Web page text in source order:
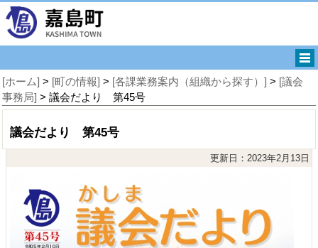
[ホーム] > [町の情報] > [各課業務案内（組織から探す）] > [議会
事務局] > 議会だより 第45号
議会だより 第45号
更新日：2023年2月13日